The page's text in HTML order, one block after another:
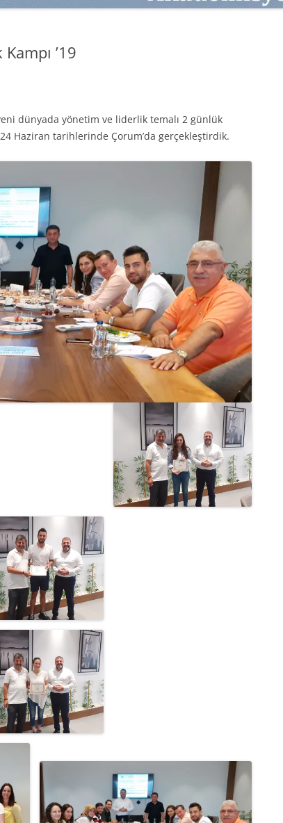
HIZLI MODA TÜKETICILERININ
MAĞAZA ATMOSFERINE
PAZARLAMADA YENI USTALIK
PAZARLAMA TEMELLERI
PAZARLAMA MUCIZE DEĞILDIR
PAZARLAMA CANAVARI
SATMAK
’19
dünyada yönetim ve liderlik temalı 2 günlük
Haziran tarihlerinde Çorum’da gerçekleştirdik.